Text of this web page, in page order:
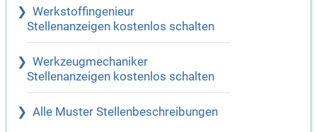
Werkstoffingenieur
Stellenanzeigen kostenlos schalten
Werkzeugmechaniker
Stellenanzeigen kostenlos schalten
Alle Muster Stellenbeschreibungen